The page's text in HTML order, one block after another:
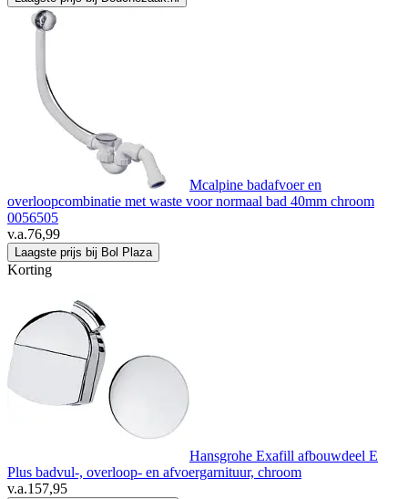
Mcalpine badafvoer en
overloopcombinatie met waste voor normaal bad 40mm chroom
0056505
v.a.76,99
Laagste prijs bij Bol Plaza
Korting
Hansgrohe Exafill afbouwdeel E
Plus badvul-, overloop- en afvoergarnituur, chroom
v.a.157,95